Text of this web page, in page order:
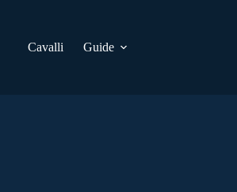
Cavalli Guide